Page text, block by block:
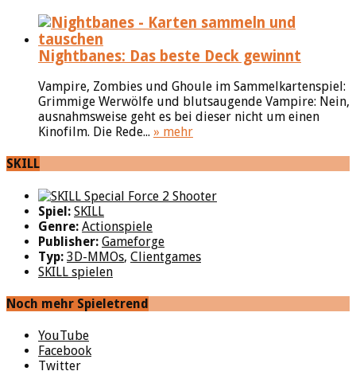
Nightbanes: Das beste Deck gewinnt
Vampire, Zombies und Ghoule im Sammelkartenspiel:
Grimmige Werwölfe und blutsaugende Vampire: Nein,
ausnahmsweise geht es bei dieser nicht um einen
Kinofilm. Die Rede... » mehr
SKILL
Spiel: SKILL
Genre: Actionspiele
Publisher: Gameforge
Typ: 3D-MMOs, Clientgames
SKILL spielen
Noch mehr Spieletrend
YouTube
Facebook
Twitter